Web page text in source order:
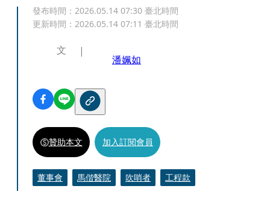
發布時間： 2026.05.14 07:30 臺北時間
更新時間： 2026.05.14 07:11 臺北時間
文
潘姵如
贊助本文 加入訂閱會員
董事會 馬偕醫院 吹哨者 工程款